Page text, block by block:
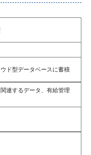
ド型データベースに蓄積
連するデータ、有給管理